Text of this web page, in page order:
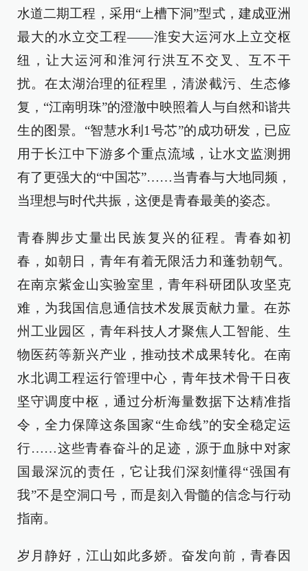
水道二期工程，采用“上槽下洞”型式，建成亚洲
最大的水立交工程——淮安大运河水上立交枢
纽，让大运河和淮河行洪互不交叉、互不干
扰。在太湖治理的征程里，清淤截污、生态修
复，“江南明珠”的澄澈中映照着人与自然和谐共
生的图景。“智慧水利1号芯”的成功研发，已应
用于长江中下游多个重点流域，让水文监测拥
有了更强大的“中国芯”……当青春与大地同频，
当理想与时代共振，这便是青春最美的姿态。
青春脚步丈量出民族复兴的征程。青春如初
春，如朝日，青年有着无限活力和蓬勃朝气。
在南京紫金山实验室里，青年科研团队攻坚克
难，为我国信息通信技术发展贡献力量。在苏
州工业园区，青年科技人才聚焦人工智能、生
物医药等新兴产业，推动技术成果转化。在南
水北调工程运行管理中心，青年技术骨干日夜
坚守调度中枢，通过分析海量数据下达精准指
令，全力保障这条国家“生命线”的安全稳定运
行……这些青春奋斗的足迹，源于血脉中对家
国最深沉的责任，它让我们深刻懂得“强国有
我”不是空洞口号，而是刻入骨髓的信念与行动
指南。
岁月静好，江山如此多娇。奋发向前，青春因